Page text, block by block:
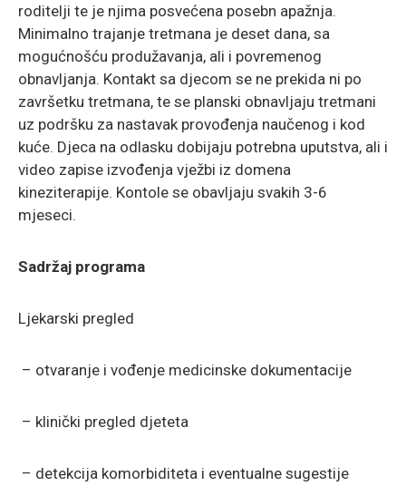
roditelji te je njima posvećena posebn apažnja.
Minimalno trajanje tretmana je deset dana, sa
mogućnošću produžavanja, ali i povremenog
obnavljanja. Kontakt sa djecom se ne prekida ni po
završetku tretmana, te se planski obnavljaju tretmani
uz podršku za nastavak provođenja naučenog i kod
kuće. Djeca na odlasku dobijaju potrebna uputstva, ali i
video zapise izvođenja vježbi iz domena
kineziterapije. Kontole se obavljaju svakih 3-6
mjeseci.
Sadržaj programa
Ljekarski pregled
– otvaranje i vođenje medicinske dokumentacije
– klinički pregled djeteta
– detekcija komorbiditeta i eventualne sugestije